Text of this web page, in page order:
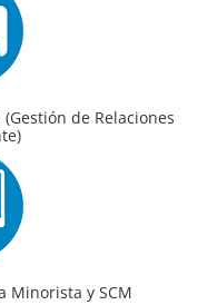
de Relaciones
Minorista y SCM